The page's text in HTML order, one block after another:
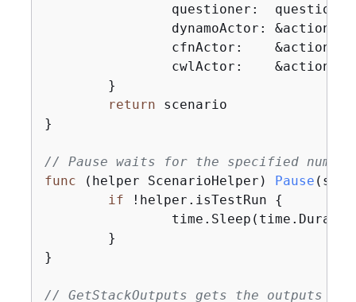
dynamoActor:
cfnActor:
cwlActor:
return scenario
}
// Pause waits for the specified
func
(helper ScenarioHelper) Pause
if !helper.isTestRun {
}
// GetStackOutputs gets the outputs